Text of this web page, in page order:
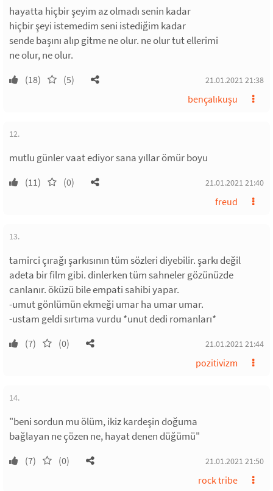
hayatta hiçbir şeyim az olmadı senin kadar
hiçbir şeyi istemedim seni istediğim kadar
sende başını alıp gitme ne olur. ne olur tut ellerimi
ne olur, ne olur.
(18) (5) 21.01.2021 21:38
bençalıkuşu
12.
mutlu günler vaat ediyor sana yıllar ömür boyu
(11) (0) 21.01.2021 21:40
freud
13.
tamirci çırağı şarkısının tüm sözleri diyebilir. şarkı değil
adeta bir film gibi. dinlerken tüm sahneler gözünüzde
canlanır. öküzü bile empati sahibi yapar.
-umut gönlümün ekmeği umar ha umar umar.
-ustam geldi sırtıma vurdu *unut dedi romanları*
(7) (0) 21.01.2021 21:44
pozitivizm
14.
"beni sordun mu ölüm, ikiz kardeşin doğuma
bağlayan ne çözen ne, hayat denen düğümü"
(7) (0) 21.01.2021 21:50
rock tribe